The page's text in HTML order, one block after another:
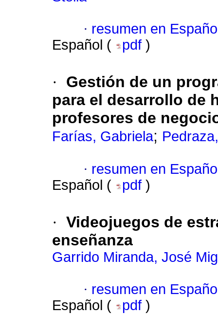
· resumen en
Español (
pdf )
·
Gestión de un
para el desarrollo de
profesores de
Farías, Gabriela;
· resumen en
Español (
pdf )
· Videojuegos de
enseñanza
Garrido Miranda, José
· resumen en
Español (
pdf )